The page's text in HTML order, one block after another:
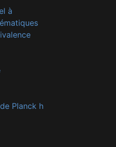
à
Planck h